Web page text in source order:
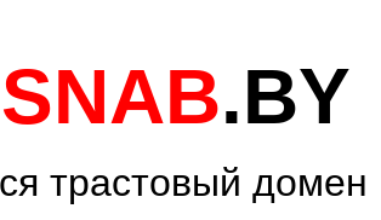
.BY
трастовый домен